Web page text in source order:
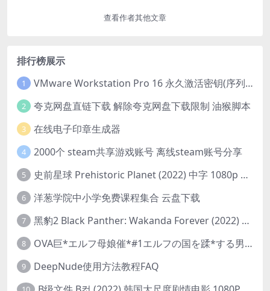
查看作者其他文章
排行榜展示
1 VMware Workstation Pro 16 永久激活密钥(序列号)
2 夸克网盘直链下载 解除夸克网盘下载限制 油猴脚本
3 在线电子印章生成器
4 2000个 steam共享游戏账号 离线steam账号分享
5 史前星球 Prehistoric Planet (2022) 中字 1080p 高清 阿里云盘 2022.5.27已更新全集
6 洋葱学院中小学免费课程集合 云盘下载
7 黑豹2 Black Panther: Wakanda Forever (2022) 高清版
8 OVA巨*エルフ母娘催*#1エルフの国を蹂*する男。汚された女王と姫
9 DeepNude使用方法教程FAQ